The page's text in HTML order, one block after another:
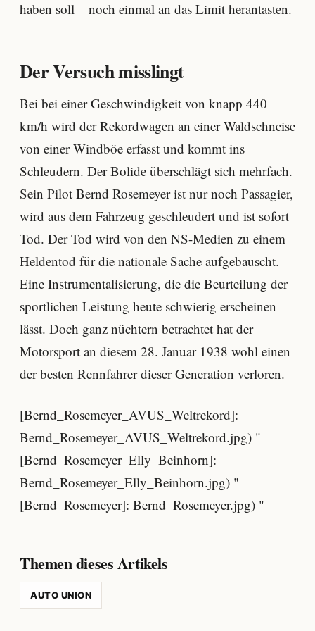
haben soll – noch einmal an das Limit herantasten.
Der Versuch misslingt
Bei bei einer Geschwindigkeit von knapp 440
km/h wird der Rekordwagen an einer Waldschneise
von einer Windböe erfasst und kommt ins
Schleudern. Der Bolide überschlägt sich mehrfach.
Sein Pilot Bernd Rosemeyer ist nur noch Passagier,
wird aus dem Fahrzeug geschleudert und ist sofort
Tod. Der Tod wird von den NS-Medien zu einem
Heldentod für die nationale Sache aufgebauscht.
Eine Instrumentalisierung, die die Beurteilung der
sportlichen Leistung heute schwierig erscheinen
lässt. Doch ganz nüchtern betrachtet hat der
Motorsport an diesem 28. Januar 1938 wohl einen
der besten Rennfahrer dieser Generation verloren.
[Bernd_Rosemeyer_AVUS_Weltrekord]:
Bernd_Rosemeyer_AVUS_Weltrekord.jpg) "
[Bernd_Rosemeyer_Elly_Beinhorn]:
Bernd_Rosemeyer_Elly_Beinhorn.jpg) "
[Bernd_Rosemeyer]: Bernd_Rosemeyer.jpg) "
Themen dieses Artikels
AUTO UNION